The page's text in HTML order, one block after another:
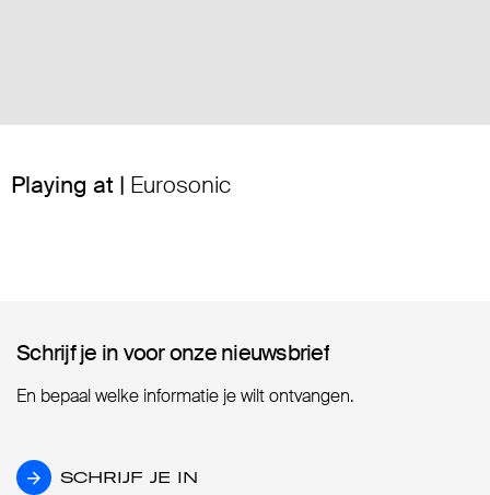
Playing at | Eurosonic
Schrijf je in voor onze nieuwsbrief
Schrijf je in voor onze nieuwsbrief
En bepaal welke informatie je wilt ontvangen.
SCHRIJF JE IN
SCHRIJF JE IN